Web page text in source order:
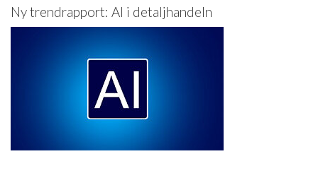
Ny trendrapport: AI i detaljhandeln